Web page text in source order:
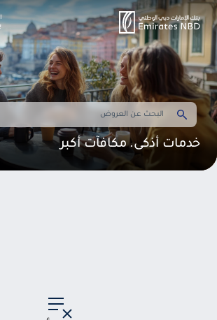
خدمات أذكى. مكافآت أكبر